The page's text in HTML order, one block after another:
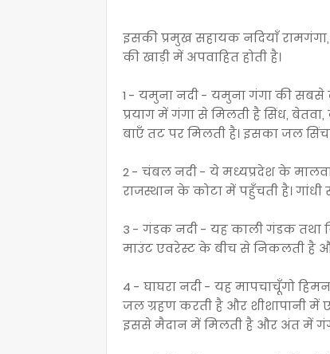
इसकी प्रमुख सहायक नदियाँ
की खाड़ी में अपवाहित होती है।
1 - यमुना नदी - यमुना गंगा की सबसे
प्रयाग में गंगा से मिलती है सिंध,
बाएँ तट पर मिलती है। इसका जल
2 - चंबल नदी - ये मध्यप्रदेश के
राजस्थान के कोटा में पहुँचती है। गांधी
3 - गंडक नदी - यह काली गंडक तथा
माउंट एवरेस्ट के बीच से निकलती है
4 - घाघरा नदी - यह मापचाचूँगो
जल ग्रहण करती है और शीशापानी में
इससे मैदान में मिलती है और अंत में